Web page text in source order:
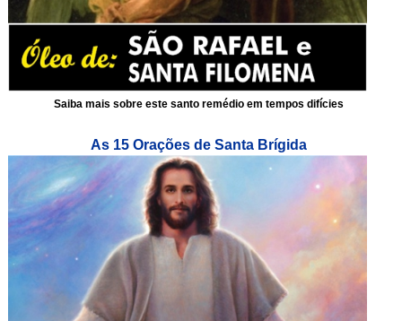
Saiba mais sobre este santo remédio em tempos difícies
As 15 Orações de Santa Brígida